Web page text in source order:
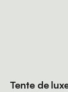
Tente de